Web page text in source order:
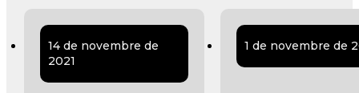
14 de novembre de
2021
1 de novembre de